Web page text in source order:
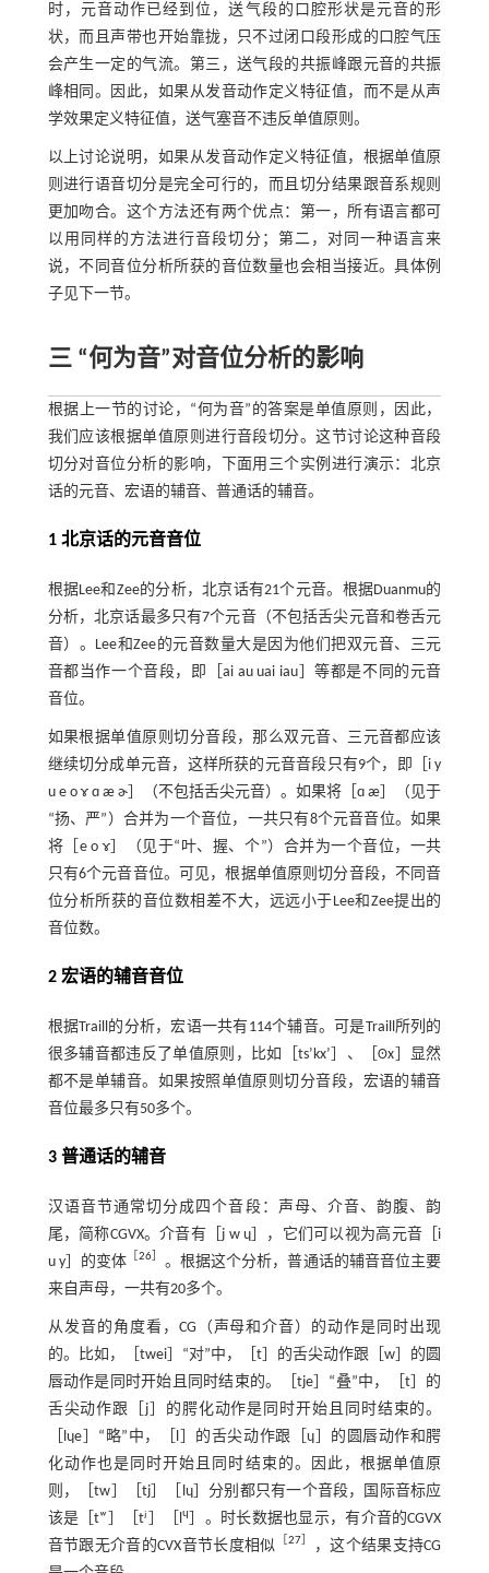
时，元音动作已经到位，送气段的口腔形状是元音的形
状，而且声带也开始靠拢，只不过闭口段形成的口腔气压
会产生一定的气流。第三，送气段的共振峰跟元音的共振
峰相同。因此，如果从发音动作定义特征值，而不是从声
学效果定义特征值，送气塞音不违反单值原则。
以上讨论说明，如果从发音动作定义特征值，根据单值原
则进行语音切分是完全可行的，而且切分结果跟音系规则
更加吻合。这个方法还有两个优点：第一，所有语言都可
以用同样的方法进行音段切分；第二，对同一种语言来
说，不同音位分析所获的音位数量也会相当接近。具体例
子见下一节。
三 “何为音”对音位分析的影响
根据上一节的讨论，“何为音”的答案是单值原则，因此，
我们应该根据单值原则进行音段切分。这节讨论这种音段
切分对音位分析的影响，下面用三个实例进行演示：北京
话的元音、宏语的辅音、普通话的辅音。
1 北京话的元音音位
根据Lee和Zee的分析，北京话有21个元音。根据Duanmu的
分析，北京话最多只有7个元音（不包括舌尖元音和卷舌元
音）。Lee和Zee的元音数量大是因为他们把双元音、三元
音都当作一个音段，即［ai au uai iau］等都是不同的元音
音位。
如果根据单值原则切分音段，那么双元音、三元音都应该
继续切分成单元音，这样所获的元音音段只有9个，即［i y
u e o ɤ ɑ æ ɚ］（不包括舌尖元音）。如果将［ɑ æ］（见于
“扬、严”）合并为一个音位，一共只有8个元音音位。如果
将［e o ɤ］（见于“叶、握、个”）合并为一个音位，一共
只有6个元音音位。可见，根据单值原则切分音段，不同音
位分析所获的音位数相差不大，远远小于Lee和Zee提出的
音位数。
2 宏语的辅音音位
根据Traill的分析，宏语一共有114个辅音。可是Traill所列的
很多辅音都违反了单值原则，比如［tsʼkxʼ］、［ʘx］显然
都不是单辅音。如果按照单值原则切分音段，宏语的辅音
音位最多只有50多个。
3 普通话的辅音
汉语音节通常切分成四个音段：声母、介音、韵腹、韵
尾，简称CGVX。介音有［j w ɥ］，它们可以视为高元音［i
u y］的变体 ［26］ 。根据这个分析，普通话的辅音音位主要
来自声母，一共有20多个。
从发音的角度看，CG（声母和介音）的动作是同时出现
的。比如，［twei］“对”中，［t］的舌尖动作跟［w］的圆
唇动作是同时开始且同时结束的。［tje］“叠”中，［t］的
舌尖动作跟［j］的腭化动作是同时开始且同时结束的。
［lɥe］“略”中，［l］的舌尖动作跟［ɥ］的圆唇动作和腭
化动作也是同时开始且同时结束的。因此，根据单值原
则，［tw］［tj］［lɥ］分别都只有一个音段，国际音标应
该是［tʷ］［tʲ］［lɥ
］。时长数据也显示，有介音的CGVX
音节跟无介音的CVX音节长度相似
［27］
，这个结果支持CG